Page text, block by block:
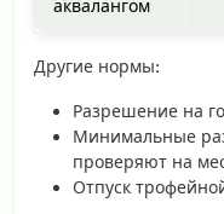
аквалангом
Другие нормы:
Разрешение на
Минимальные
проверяют на
Отпуск